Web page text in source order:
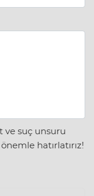
ve suç unsuru
hatırlatırız!